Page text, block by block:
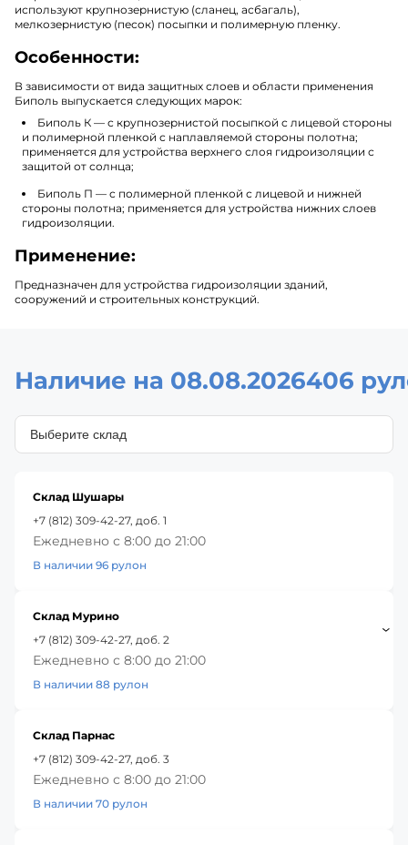
используют крупнозернистую (сланец, асбагаль),
мелкозернистую (песок) посыпки и полимерную пленку.
Особенности:
В зависимости от вида защитных слоев и области применения
Биполь выпускается следующих марок:
Биполь К — с крупнозернистой посыпкой с лицевой стороны
и полимерной пленкой с наплавляемой стороны полотна;
применяется для устройства верхнего слоя гидроизоляции с
защитой от солнца;
Биполь П — с полимерной пленкой с лицевой и нижней
стороны полотна; применяется для устройства нижних слоев
гидроизоляции.
Применение:
Предназначен для устройства гидроизоляции зданий,
сооружений и строительных конструкций.
Наличие на 08.08.2026406
Склад Шушары
+7 (812) 309-42-27, доб. 1
Ежедневно с 8:00 до 21:00
В наличии 96 рулон
Склад Мурино
+7 (812) 309-42-27, доб. 2
Ежедневно с 8:00 до 21:00
В наличии 88 рулон
Склад Парнас
+7 (812) 309-42-27, доб. 3
Ежедневно с 8:00 до 21:00
В наличии 70 рулон